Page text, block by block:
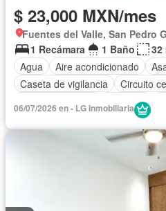
$ 23,000 MXN/mes
Fuentes del Valle, San Pedro
1 Recámara
1 Baño
32
Agua
Aire acondicionado
Caseta de vigilancia
Circuito
Conserje
Internet
Seguridad
06/07/2026 en - LG Inmobiliaria